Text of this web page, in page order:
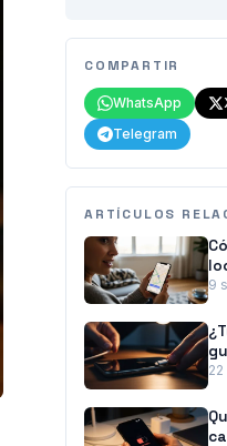
COMPARTIR
WhatsApp
Telegram
ARTÍCULOS
o
9